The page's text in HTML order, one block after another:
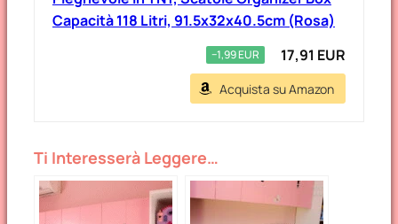
Capacità 118 Litri, 91.5x32x40.5cm (Rosa)
−1,99 EUR 17,91 EUR
Acquista su Amazon
Ti Interesserà Leggere…